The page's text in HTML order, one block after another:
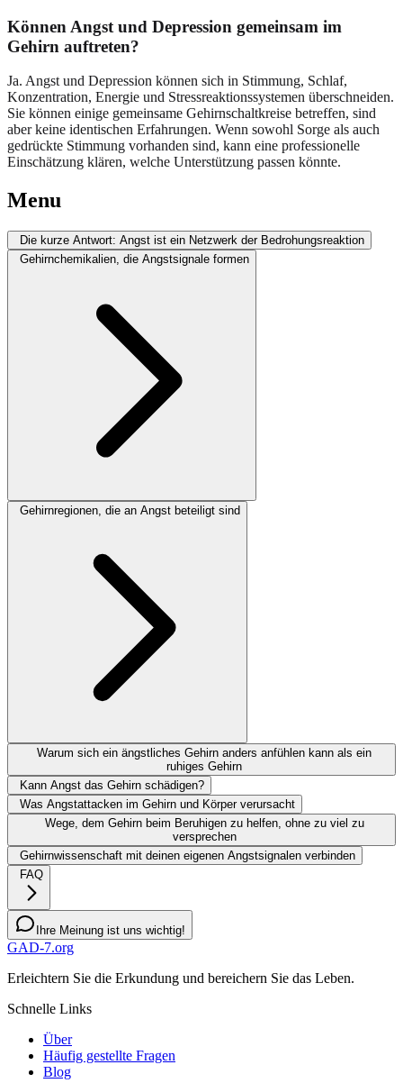
Können Angst und Depression gemeinsam im
Gehirn auftreten?
Ja. Angst und Depression können sich in Stimmung, Schlaf,
Konzentration, Energie und Stressreaktionssystemen überschneiden.
Sie können einige gemeinsame Gehirnschaltkreise betreffen, sind
aber keine identischen Erfahrungen. Wenn sowohl Sorge als auch
gedrückte Stimmung vorhanden sind, kann eine professionelle
Einschätzung klären, welche Unterstützung passen könnte.
Menu
Die kurze Antwort: Angst ist ein Netzwerk der Bedrohungsreaktion
Gehirnchemikalien, die Angstsignale formen
Gehirnregionen, die an Angst beteiligt sind
Warum sich ein ängstliches Gehirn anders anfühlen kann als ein
ruhiges Gehirn
Kann Angst das Gehirn schädigen?
Was Angstattacken im Gehirn und Körper verursacht
Wege, dem Gehirn beim Beruhigen zu helfen, ohne zu viel zu
versprechen
Gehirnwissenschaft mit deinen eigenen Angstsignalen verbinden
FAQ
Ihre Meinung ist uns wichtig!
GAD-7.org
Erleichtern Sie die Erkundung und bereichern Sie das Leben.
Schnelle Links
Über
Häufig gestellte Fragen
Blog